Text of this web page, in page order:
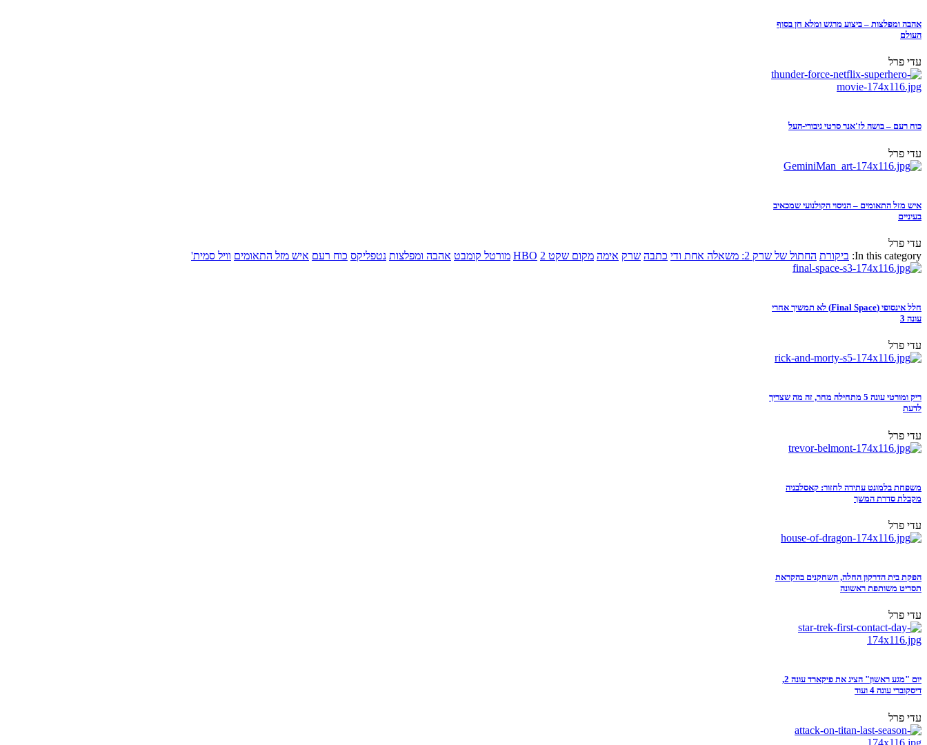
אהבה ומפלצות – ביצוע מרגש ומלא חן בסוף
העולם
עדי פרל
כוח רעם – בושה לז'אנר סרטי גיבורי-העל
עדי פרל
איש מזל התאומים – הניסוי הקולנועי שמכאיב
בעיניים
עדי פרל
In this category: ביקורת החתול של שרק 2: משאלה אחת ודי כתבה שרק אימה מקום שקט 2 HBO מורטל קומבט אהבה ומפלצות נטפליקס כוח רעם איש מזל התאומים וויל סמית'
חלל אינסופי (Final Space) לא תמשיך אחרי
עונה 3
עדי פרל
ריק ומורטי עונה 5 מתחילה מחר, זה מה שצריך
לדעת
עדי פרל
משפחת בלמונט עתידה לחזור: קאסלבניה
מקבלת סדרת המשך
עדי פרל
הפקת בית הדרקון החלה, השחקנים בהקראת
תסריט משותפת ראשונה
עדי פרל
יום "מגע ראשון" הציג את פיקארד עונה 2,
דיסקוברי עונה 4 ועוד
עדי פרל